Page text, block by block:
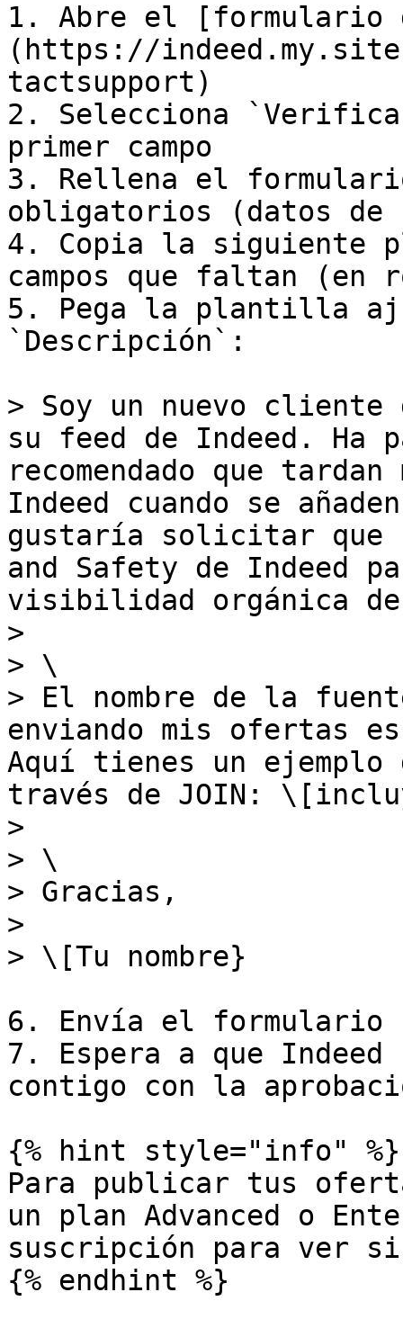
1. Abre el
(https://
tactsupport)
2. Selecciona
primer campo
3. Rellena el
obligatorios (datos de
4. Copia la siguiente
campos que faltan (en
5. Pega la plantilla
`Descripción`:
> Soy un nuevo cliente
su feed de Indeed. Ha
recomendado que
Indeed cuando se
gustaría solicitar que
and Safety de Indeed
visibilidad orgánica
>
> \
> El nombre de la
enviando mis ofertas
Aquí tienes un
través de JOIN:
>
> \
> Gracias,
>
> \[Tu nombre}
6. Envía el formulario
7. Espera a que Indeed
contigo con la
{% hint style="info" %}
Para publicar tus
un plan Advanced o
suscripción para ver
{% endhint %}